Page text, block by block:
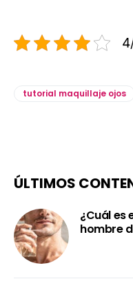
tutorial maquillaje ojos
ÚLTIMOS
¿Cuál es
hombre